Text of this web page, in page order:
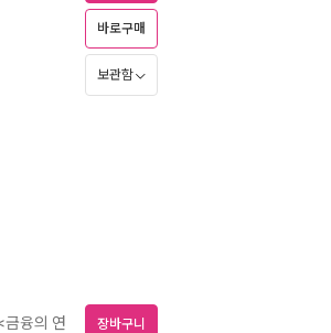
바로구매
보관함
금융의 연 장바구니